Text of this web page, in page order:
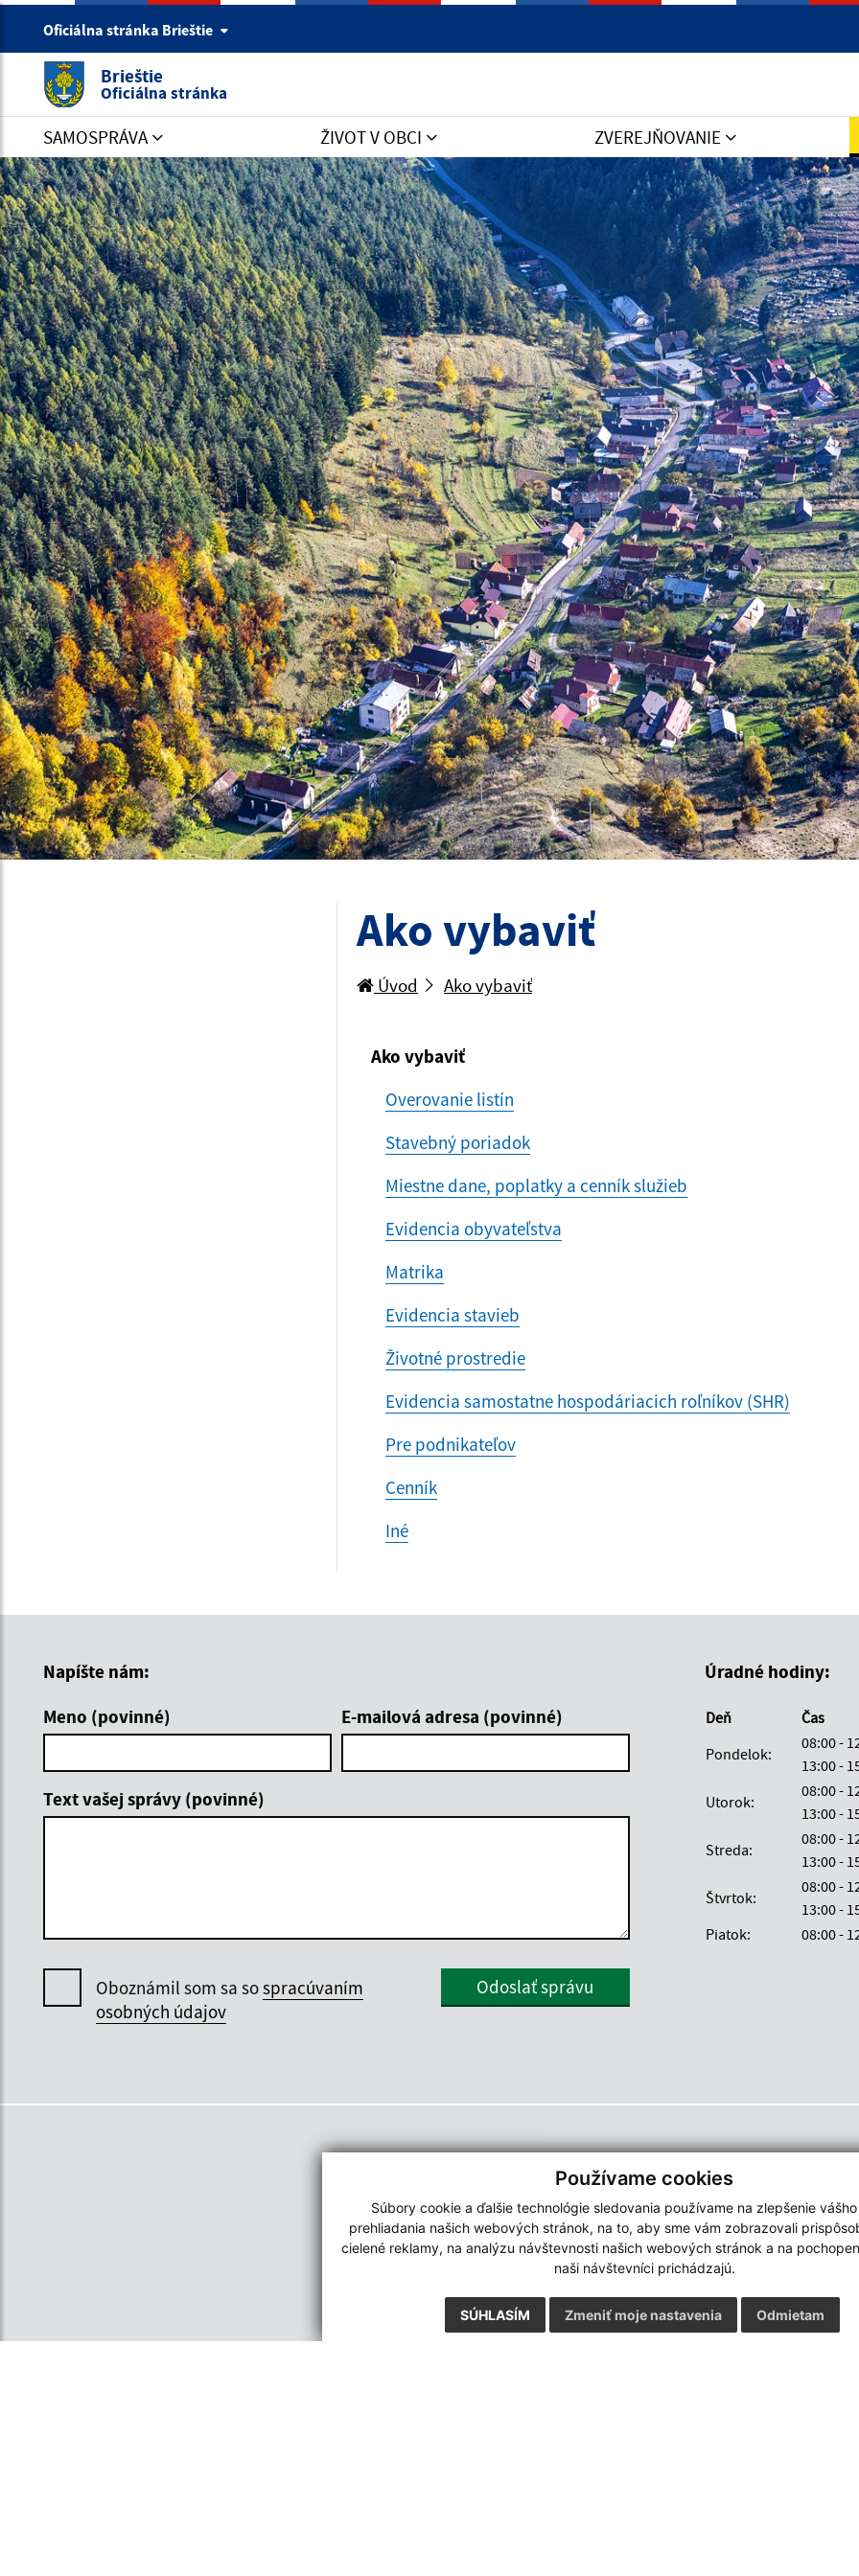
Používame cookies
Súbory cookie a ďalšie technológie sledovania používame na zlepšenie
prehliadania našich webových stránok, na to, aby sme vám zobrazovali
cielené reklamy, na analýzu návštevnosti našich webových stránok a na
naši návštevníci prichádzajú.
SÚHLASÍM Odmietam
Zmeniť moje nastavenia
Oficiálna stránka Brieštie
Brieštie
Oficiálna stránka
SAMOSPRÁVA ŽIVOT V OBCI ZVEREJŇOVANIE
Ako vybaviť
Úvod Ako vybaviť
Ako vybaviť
Overovanie listín
Stavebný poriadok
Miestne dane, poplatky a cenník služieb
Evidencia obyvateľstva
Matrika
Evidencia stavieb
Životné prostredie
Evidencia samostatne hospodáriacich roľníkov (SHR)
Pre podnikateľov
Cenník
Iné
Napíšte nám:
Meno (povinné)
E-mailová adresa (povinné)
Text vašej správy (povinné)
Oboznámil som sa sospracúvaním
osobných údajov
Odoslať správu
Úradné hodiny:
Deň
Čas
Pondelok:
08:00 -
13:00 -
Utorok:
08:00 -
13:00 -
Streda:
08:00 -
13:00 -
Štvrtok:
08:00 -
13:00 -
Piatok:
08:00 -